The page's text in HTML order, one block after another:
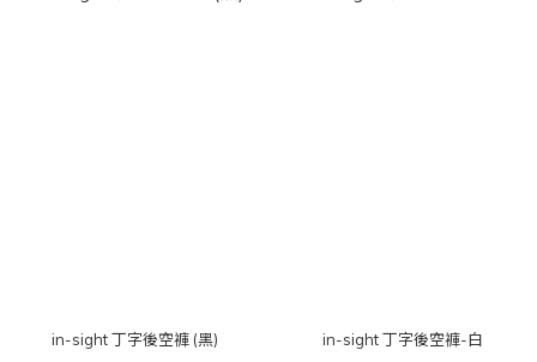
in-sight 丁字後空褲 (黑) in-sight 丁字後空褲-白